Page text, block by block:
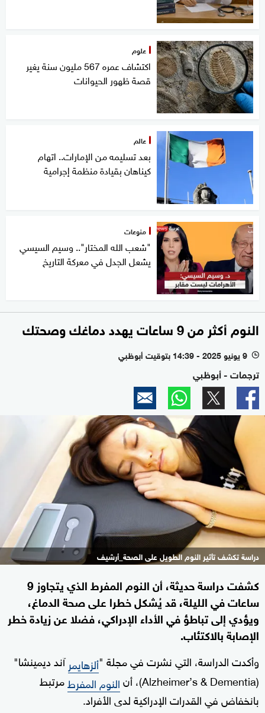
علوم
اكتشاف عمره 567 مليون سنة يغير
قصة ظهور الحيوانات
عالم
بعد تسليمه من الإمارات.. اتهام
كيناهان بقيادة منظمة إجرامية
منوعات
"شعب الله المختار".. وسيم السيسي
يشعل الجدل في معركة التاريخ
النوم أكثر من 9 ساعات يهدد دماغك وصحتك
l 9 يونيو 2025 - 14:39 بتوقيت أبوظبي
ترجمات - أبوظبي
دراسة تكشف تأثير النوم الطويل على الصحة_أرشيف
كشفت دراسة حديثة، أن النوم المفرط الذي يتجاوز 9
ساعات في الليلة، قد يُشكل خطرا على صحة الدماغ،
ويؤدي إلى تباطؤ في الأداء الإدراكي، فضلا عن زيادة خطر
الإصابة بالاكتئاب.
وأكدت الدراسة، التي نشرت في مجلة "ألزهايمرآند ديمينشا"
(Alzheimer’s & Dementia)، أن
النوم المفرطمرتبط
بانخفاض في القدرات الإدراكية لدى الأفراد.